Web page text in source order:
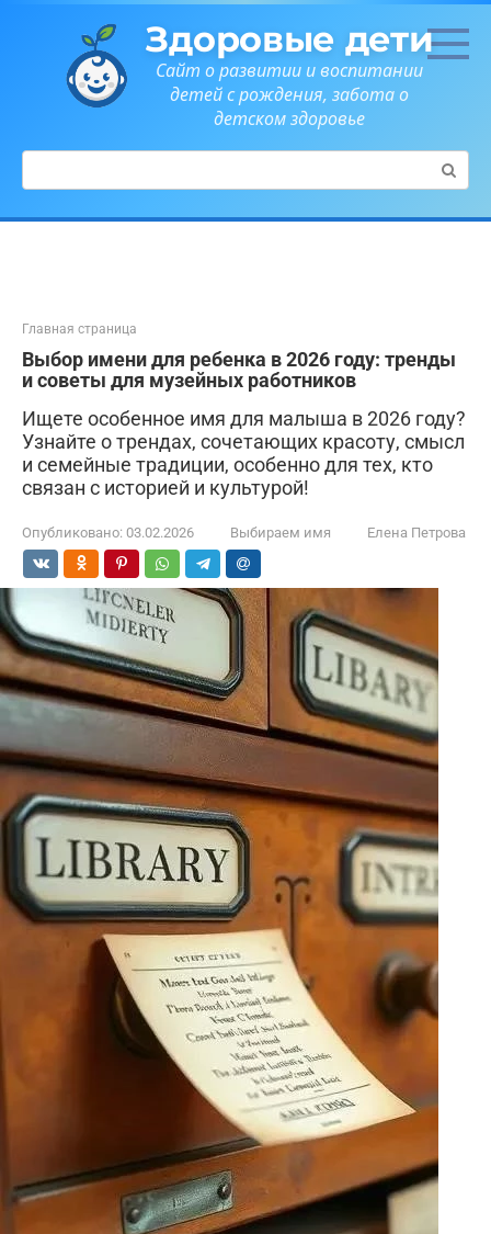
Здоровые дети
Сайт о развитии и воспитании
детей с рождения, забота о
детском здоровье
Поиск:
Главная страница
Выбор имени для ребенка в 2026 году: тренды
и советы для музейных работников
Ищете особенное имя для малыша в 2026 году?
Узнайте о трендах, сочетающих красоту, смысл
и семейные традиции, особенно для тех, кто
связан с историей и культурой!
Опубликовано: 03.02.2026 Выбираем имя Елена Петрова